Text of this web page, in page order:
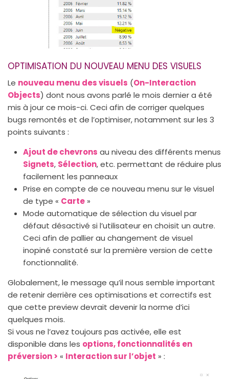
OPTIMISATION DU NOUVEAU MENU DES VISUELS
Le nouveau menu des visuels (On-Interaction
Objects) dont nous avons parlé le mois dernier a été
mis à jour ce mois-ci. Ceci afin de corriger quelques
bugs remontés et de l’optimiser, notamment sur les 3
points suivants :
Ajout de chevrons au niveau des différents menus
Signets, Sélection, etc. permettant de réduire plus
facilement les panneaux
Prise en compte de ce nouveau menu sur le visuel
de type « Carte »
Mode automatique de sélection du visuel par
défaut désactivé si l’utilisateur en choisit un autre.
Ceci afin de pallier au changement de visuel
inopiné constaté sur la première version de cette
fonctionnalité.
Globalement, le message qu’il nous semble important
de retenir derrière ces optimisations et correctifs est
que cette preview devrait devenir la norme d’ici
quelques mois.
Si vous ne l’avez toujours pas activée, elle est
disponible dans les options, fonctionnalités en
préversion > « Interaction sur l’objet » :